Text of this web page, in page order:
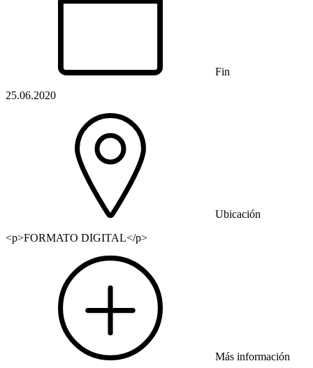
Fin
25.06.2020
Ubicación
<p>FORMATO DIGITAL</p>
Más información